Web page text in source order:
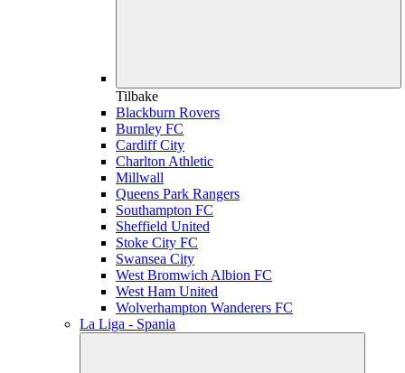
Tilbake
Blackburn Rovers
Burnley FC
Cardiff City
Charlton Athletic
Millwall
Queens Park Rangers
Southampton FC
Sheffield United
Stoke City FC
Swansea City
West Bromwich Albion FC
West Ham United
Wolverhampton Wanderers FC
La Liga - Spania